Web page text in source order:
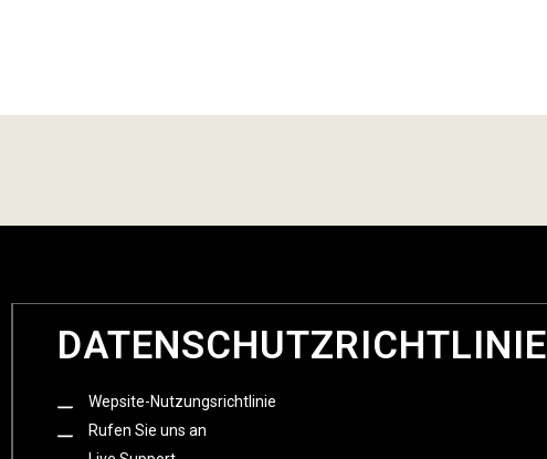
DATENSCHUTZRICHTLINIE
Wepsite-Nutzungsrichtlinie
Rufen Sie uns an